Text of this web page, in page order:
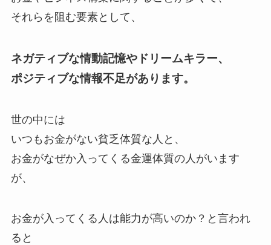
それらを阻む要素として、
ネガティブな情動記憶やドリームキラー、
ポジティブな情報不足があります。
世の中には
いつもお金がない貧乏体質な人と、
お金がなぜか入ってくる金運体質の人がいます
が、
お金が入ってくる人は能力が高いのか？と言われ
ると